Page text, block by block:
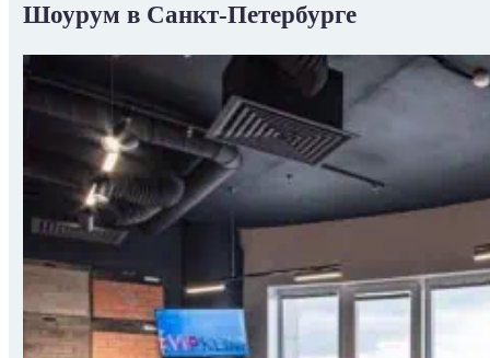
Шоурум в Санкт-Петербурге